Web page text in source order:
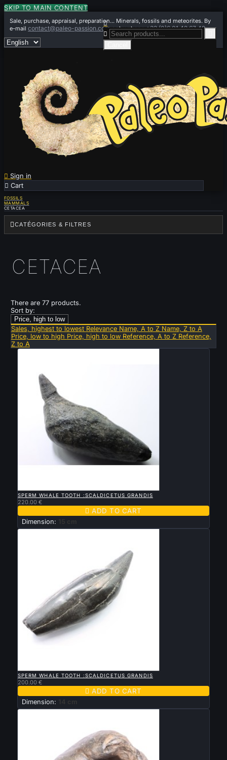
SKIP TO MAIN CONTENT
Sale, purchase, appraisal, preparation... Minerals, fossils and meteorites. By
e-mailcontact@paleo-passion.comor by phone+33 (0)6 01 42 67 49
 Sign in
 Cart


FOSSILS
MAMMALS
CETACEA
CATÉGORIES & FILTRES
CETACEA
There are 77 products.
Sort by:
Price, high to low
Sales, highest to lowest Relevance Name, A to Z Name, Z to A
Price, low to high Price, high to low Reference, A to Z Reference,
Z to A
SPERM WHALE TOOTH :SCALDICETUS GRANDIS
220.00 €
 ADD TO CART
Dimension: 15 cm
SPERM WHALE TOOTH :SCALDICETUS GRANDIS
200.00 €
 ADD TO CART
Dimension: 14 cm